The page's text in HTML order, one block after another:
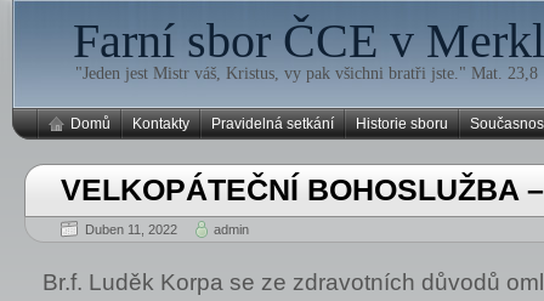
Farní sbor ČCE v
"Jeden jest Mistr váš, Kristus, vy pak všichni bratři jste." Mat. 23,8
Domů Kontakty Pravidelná setkání Historie sboru
VELKOPÁTEČNÍ BOHOSLUŽBA
Duben 11, 2022 admin
Br.f. Luděk Korpa se ze zdravotních důvodů